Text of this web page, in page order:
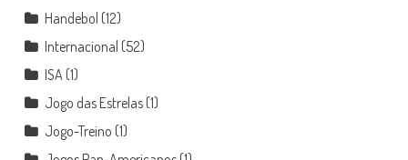
Handebol (12)
Internacional (52)
ISA (1)
Jogo das Estrelas(1)
Jogo-Treino (1)